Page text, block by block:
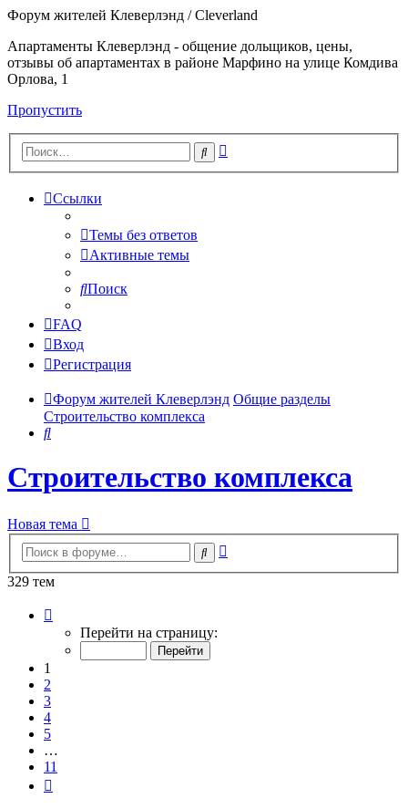
Форум жителей Клеверлэнд / Cleverland
Апартаменты Клеверлэнд - общение дольщиков, цены,
отзывы об апартаментах в районе Марфино на улице Комдива
Орлова, 1
Пропустить
Поиск
Ссылки
Темы без ответов
Активные темы
Поиск
FAQ
Вход
Регистрация
Форум жителей Клеверлэнд Общие разделы
Строительство комплекса
Поиск
Строительство комплекса
Новая тема
Поиск
329 тем
Перейти на страницу:
1
2
3
4
5
…
11